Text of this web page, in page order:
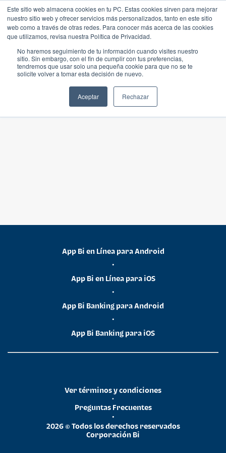
Este sitio web almacena cookies en tu PC. Estas cookies sirven para mejorar
nuestro sitio web y ofrecer servicios más personalizados, tanto en este sitio
web como a través de otras redes. Para conocer más acerca de las cookies
que utilizamos, revisa nuestra Política de Privacidad.
No haremos seguimiento de tu información cuando visites nuestro
sitio. Sin embargo, con el fin de cumplir con tus preferencias,
tendremos que usar solo una pequeña cookie para que no se te
solicite volver a tomar esta decisión de nuevo.
Aceptar Rechazar
App Bi en Línea para Android
•
App Bi en Línea para iOS
•
App Bi Banking para Android
•
App Bi Banking para iOS
2026 © Todos los derechos reservados
Corporación Bi
•
Preguntas Frecuentes
•
Ver términos y condiciones